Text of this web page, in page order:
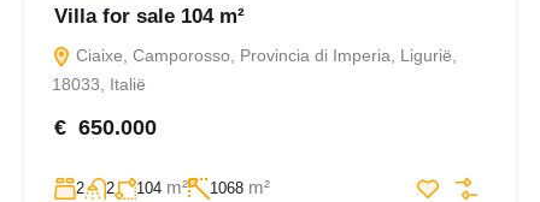
Villa for sale 104 m²
Ciaixe, Camporosso, Provincia di Imperia, Ligurië,
18033, Italië
€ 650.000
2 2 104 m² 1068 m²